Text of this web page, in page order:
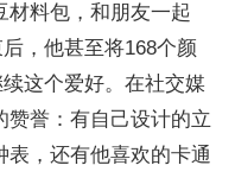
材料包，和朋友一起
，他甚至将168个颜
这个爱好。在社交媒
赞誉：有自己设计的立
，还有他喜欢的卡通